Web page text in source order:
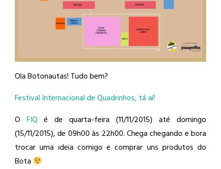
Ola Botonautas! Tudo bem?
Festival Internacional de Quadrinhos, tá aí!
O FIQ é de quarta-feira (11/11/2015) até domingo
(15/11/2015), de 09h00 às 22h00. Chega chegando e bora
trocar uma ideia comigo e comprar uns produtos do
Bota